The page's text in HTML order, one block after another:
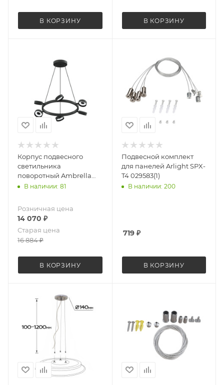
В КОРЗИНУ В КОРЗИНУ
Корпус подвесного
светильника
поворотный Ambrella
Light Diy spot C9193
В наличии: 81
Розничная цена
14 070 ₽
Старая цена
16 884₽
В КОРЗИНУ
Подвесной комплект
для панелей Arlight SPX-
T4 029583(1)
В наличии: 200
719₽
В КОРЗИНУ